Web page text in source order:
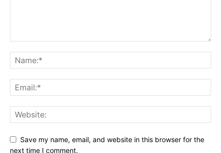
Save my name, email, and website in this browser for the
next time I comment.